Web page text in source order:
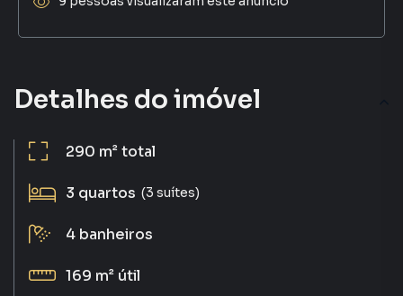
Detalhes do imóvel
290 m²total
3 quartos (3 suítes)
4 banheiros
169 m² útil